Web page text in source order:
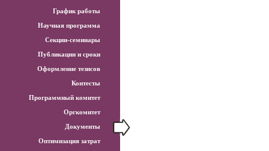
График работы
Научная программа
Секции-семинары
Публикации и сроки
Оформление тезисов
Контесты
Программный комитет
Оргкомитет
Документы
Оптимизация затрат